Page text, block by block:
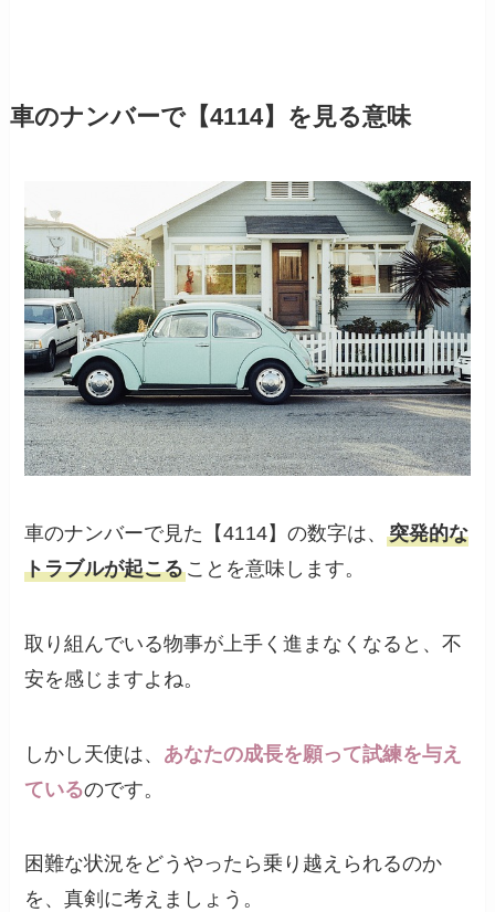
車のナンバーで【4114】を見る意味
車のナンバーで見た【4114】の数字は、突発的な
トラブルが起こることを意味します。
取り組んでいる物事が上手く進まなくなると、不
安を感じますよね。
しかし天使は、 あなたの成長を願って試練を与え
ているのです。
困難な状況をどうやったら乗り越えられるのか
を、真剣に考えましょう。